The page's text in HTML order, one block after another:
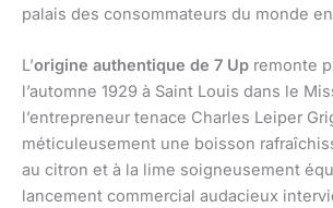
palais des consommateurs du monde
L’origine authentique de 7 Up remonte
l’automne 1929 à Saint Louis dans le
l’entrepreneur tenace Charles Leiper
méticuleusement une boisson
au citron et à la lime soigneusement
lancement commercial audacieux